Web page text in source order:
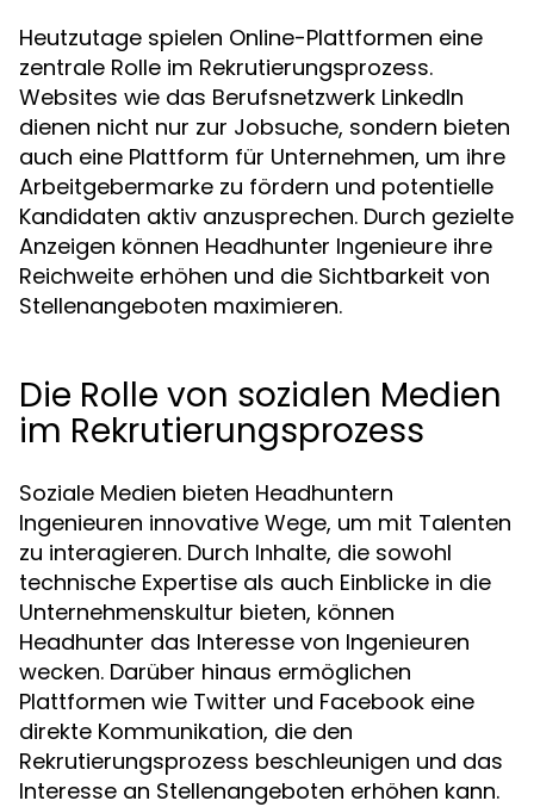
Heutzutage spielen Online-Plattformen eine
zentrale Rolle im Rekrutierungsprozess.
Websites wie das Berufsnetzwerk LinkedIn
dienen nicht nur zur Jobsuche, sondern bieten
auch eine Plattform für Unternehmen, um ihre
Arbeitgebermarke zu fördern und potentielle
Kandidaten aktiv anzusprechen. Durch gezielte
Anzeigen können Headhunter Ingenieure ihre
Reichweite erhöhen und die Sichtbarkeit von
Stellenangeboten maximieren.
Die Rolle von sozialen Medien
im Rekrutierungsprozess
Soziale Medien bieten Headhuntern
Ingenieuren innovative Wege, um mit Talenten
zu interagieren. Durch Inhalte, die sowohl
technische Expertise als auch Einblicke in die
Unternehmenskultur bieten, können
Headhunter das Interesse von Ingenieuren
wecken. Darüber hinaus ermöglichen
Plattformen wie Twitter und Facebook eine
direkte Kommunikation, die den
Rekrutierungsprozess beschleunigen und das
Interesse an Stellenangeboten erhöhen kann.